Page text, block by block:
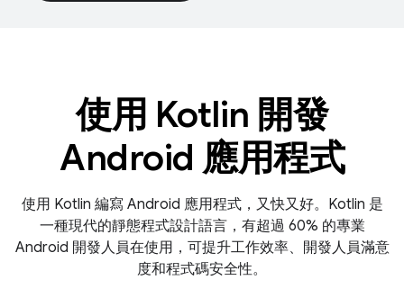
使用 Kotlin 開發
Android 應用程式
使用 Kotlin 編寫 Android 應用程式，又快又好。Kotlin 是
一種現代的靜態程式設計語言，有超過 60% 的專業
Android 開發人員在使用，可提升工作效率、開發人員滿意
度和程式碼安全性。